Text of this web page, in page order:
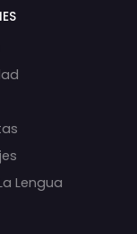
Lengua